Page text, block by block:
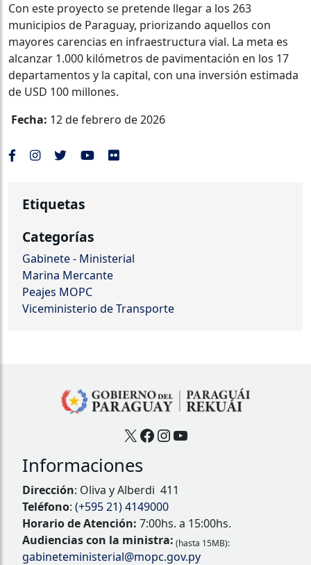
Con este proyecto se pretende llegar a los 263
municipios de Paraguay, priorizando aquellos con
mayores carencias en infraestructura vial. La meta es
alcanzar 1.000 kilómetros de pavimentación en los 17
departamentos y la capital, con una inversión estimada
de USD 100 millones.
Fecha: 12 de febrero de 2026
Etiquetas
Categorías
Gabinete - Ministerial
Marina Mercante
Peajes MOPC
Viceministerio de Transporte
X Facebook
Instagram
YouTube
Informaciones
Dirección: Oliva y Alberdi 411
Teléfono: (+595 21) 4149000
Horario de Atención: 7:00hs. a 15:00hs.
Audiencias con la ministra: (hasta 15MB):
gabineteministerial@mopc.gov.py